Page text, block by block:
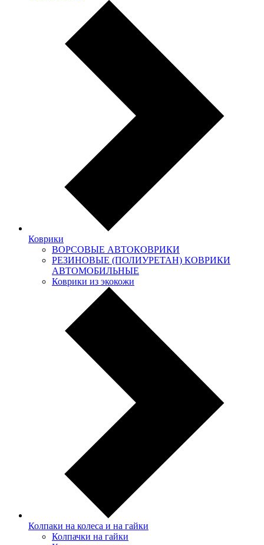
Коврики
ВОРСОВЫЕ АВТОКОВРИКИ
РЕЗИНОВЫЕ (ПОЛИУРЕТАН) КОВРИКИ
АВТОМОБИЛЬНЫЕ
Коврики из экокожи
Колпаки на колеса и на гайки
Колпачки на гайки